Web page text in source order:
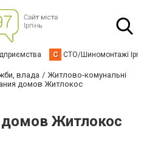
С СТО/Шиномонтажі
влада
Житлово-комунальні
домов Житлокос
Житлокос